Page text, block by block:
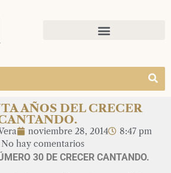
AÑOS DEL CRECER
noviembre 28, 2014
8:47 pm
No hay comentarios
30 DE CRECER CANTANDO.